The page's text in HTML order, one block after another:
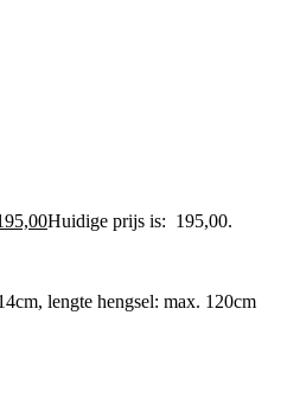
Huidige prijs is: 195,00.
lengte hengsel: max. 120cm